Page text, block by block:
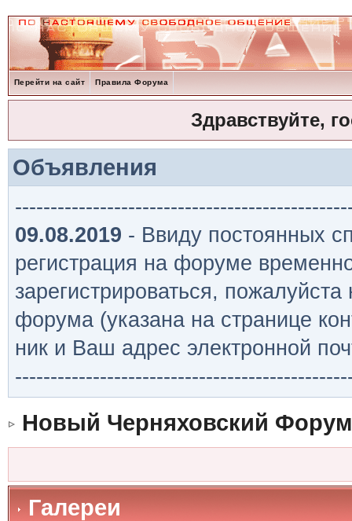
Перейти на сайт Правила Форума
Здравствуйте,
Объявления
09.08.2019 - Ввиду постоянных
регистрация на форуме
зарегистрироваться,
форума (указана на странице
ник и Ваш адрес электронной
Новый Черняховский Форум
Галереи